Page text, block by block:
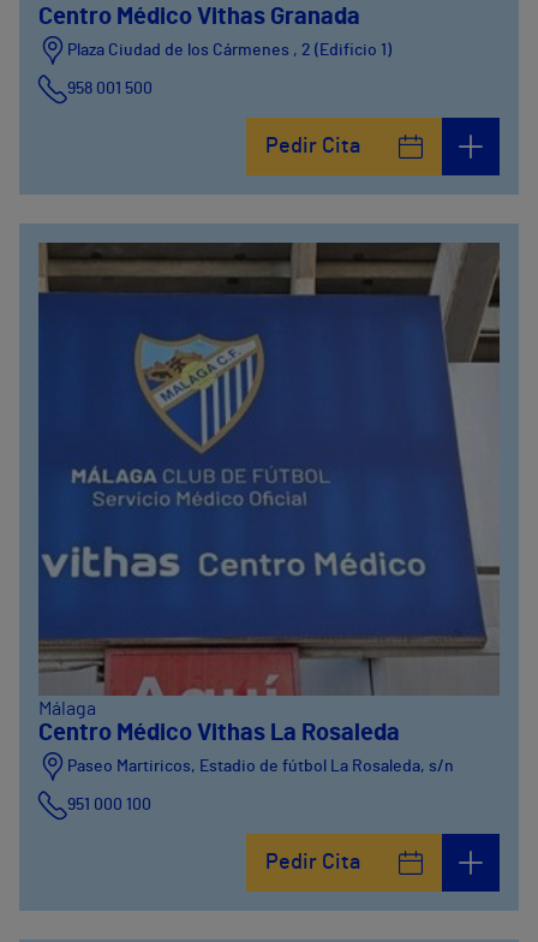
Centro Médico Vithas Granada
Plaza Ciudad de los Cármenes , 2 (Edificio 1)
958 001 500
Pedir Cita
Málaga
Centro Médico Vithas La Rosaleda
Paseo Martiricos, Estadio de fútbol La Rosaleda, s/n
951 000 100
Pedir Cita